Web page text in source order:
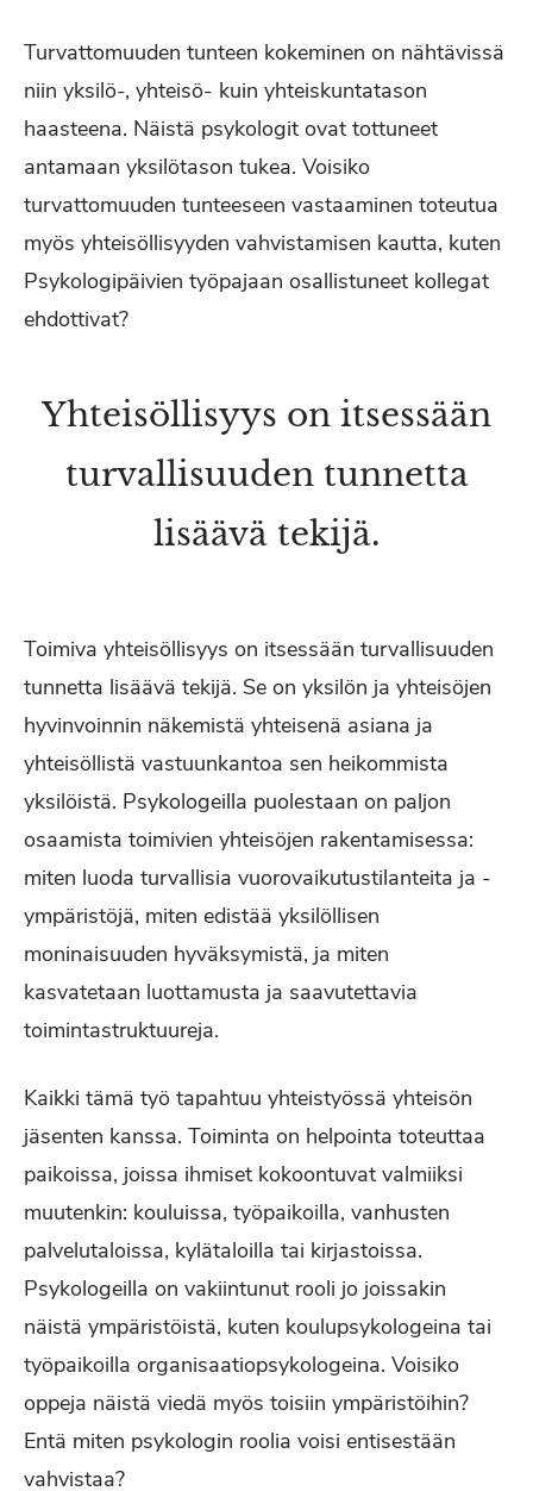
Turvattomuuden tunteen kokeminen on nähtävissä
niin yksilö-, yhteisö- kuin yhteiskuntatason
haasteena. Näistä psykologit ovat tottuneet
antamaan yksilötason tukea. Voisiko
turvattomuuden tunteeseen vastaaminen toteutua
myös yhteisöllisyyden vahvistamisen kautta, kuten
Psykologipäivien työpajaan osallistuneet kollegat
ehdottivat?
Yhteisöllisyys on itsessään
turvallisuuden tunnetta
lisäävä tekijä.
Toimiva yhteisöllisyys on itsessään turvallisuuden
tunnetta lisäävä tekijä. Se on yksilön ja yhteisöjen
hyvinvoinnin näkemistä yhteisenä asiana ja
yhteisöllistä vastuunkantoa sen heikommista
yksilöistä. Psykologeilla puolestaan on paljon
osaamista toimivien yhteisöjen rakentamisessa:
miten luoda turvallisia vuorovaikutustilanteita ja -
ympäristöjä, miten edistää yksilöllisen
moninaisuuden hyväksymistä, ja miten
kasvatetaan luottamusta ja saavutettavia
toimintastruktuureja.
Kaikki tämä työ tapahtuu yhteistyössä yhteisön
jäsenten kanssa. Toiminta on helpointa toteuttaa
paikoissa, joissa ihmiset kokoontuvat valmiiksi
muutenkin: kouluissa, työpaikoilla, vanhusten
palvelutaloissa, kylätaloilla tai kirjastoissa.
Psykologeilla on vakiintunut rooli jo joissakin
näistä ympäristöistä, kuten koulupsykologeina tai
työpaikoilla organisaatiopsykologeina. Voisiko
oppeja näistä viedä myös toisiin ympäristöihin?
Entä miten psykologin roolia voisi entisestään
vahvistaa?